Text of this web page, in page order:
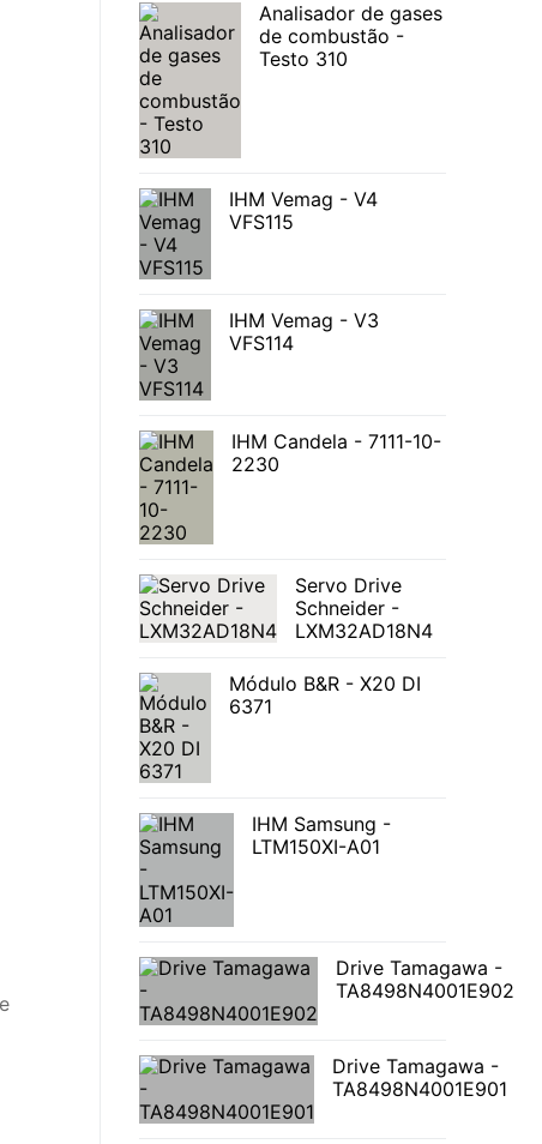
Analisador de gases
de combustão -
Testo 310
IHM Vemag - V4
VFS115
IHM Vemag - V3
VFS114
IHM Candela - 7111-10-
2230
Servo Drive
Schneider -
LXM32AD18N4
Módulo B&R - X20 DI
6371
IHM Samsung -
LTM150XI-A01
Drive Tamagawa -
TA8498N4001E902
Drive Tamagawa -
TA8498N4001E901